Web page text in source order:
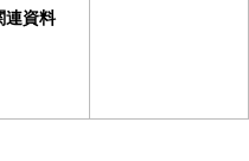
連資料